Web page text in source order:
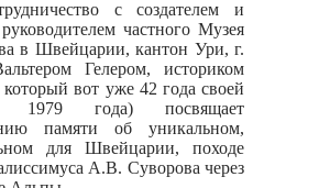
с создателем и
частного Музея
в Швейцарии, кантон Ури, г.
Гелером, историком
который вот уже 42 года своей
года) посвящает
памяти об уникальном,
для Швейцарии, походе
А.В. Суворова через